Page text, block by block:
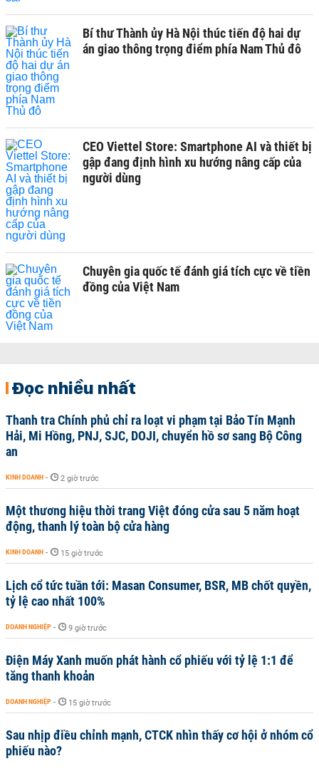
Bí thư Thành ủy Hà Nội thúc tiến độ hai dự
án giao thông trọng điểm phía Nam Thủ đô
CEO Viettel Store: Smartphone AI và thiết bị
gập đang định hình xu hướng nâng cấp của
người dùng
Chuyên gia quốc tế đánh giá tích cực về tiền
đồng của Việt Nam
Đọc nhiều nhất
Thanh tra Chính phủ chỉ ra loạt vi phạm tại Bảo Tín Mạnh
Hải, Mi Hồng, PNJ, SJC, DOJI, chuyển hồ sơ sang Bộ Công
an
KINH DOANH - 2 giờ trước
Một thương hiệu thời trang Việt đóng cửa sau 5 năm hoạt
động, thanh lý toàn bộ cửa hàng
KINH DOANH - 15 giờ trước
Lịch cổ tức tuần tới: Masan Consumer, BSR, MB chốt quyền,
tỷ lệ cao nhất 100%
DOANH NGHIỆP - 9 giờ trước
Điện Máy Xanh muốn phát hành cổ phiếu với tỷ lệ 1:1 để
tăng thanh khoản
DOANH NGHIỆP - 15 giờ trước
Sau nhịp điều chỉnh mạnh, CTCK nhìn thấy cơ hội ở nhóm cổ
phiếu nào?